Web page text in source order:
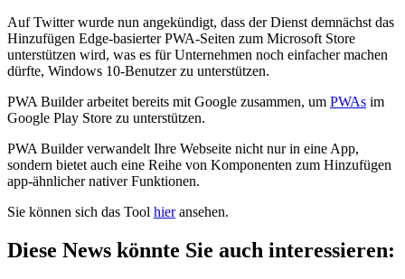
Auf Twitter wurde nun angekündigt, dass der Dienst demnächst das
Hinzufügen Edge-basierter PWA-Seiten zum Microsoft Store
unterstützen wird, was es für Unternehmen noch einfacher machen
dürfte, Windows 10-Benutzer zu unterstützen.
PWA Builder arbeitet bereits mit Google zusammen, um PWAs im
Google Play Store zu unterstützen.
PWA Builder verwandelt Ihre Webseite nicht nur in eine App,
sondern bietet auch eine Reihe von Komponenten zum Hinzufügen
app-ähnlicher nativer Funktionen.
Sie können sich das Tool hieransehen.
Diese News könnte Sie auch interessieren: